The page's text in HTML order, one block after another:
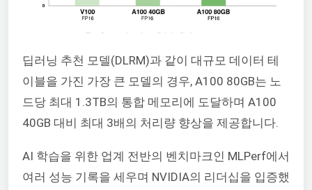
딥러닝 추천 모델(DLRM)과 같이 대규모 데이터 테
이블을 가진 가장 큰 모델의 경우, A100 80GB는 노
드당 최대 1.3TB의 통합 메모리에 도달하며 A100
40GB 대비 최대 3배의 처리량 향상을 제공합니다.
AI 학습을 위한 업계 전반의 벤치마크인 MLPerf에서
여러 성능 기록을 세우며 NVIDIA의 리더십을 입증했